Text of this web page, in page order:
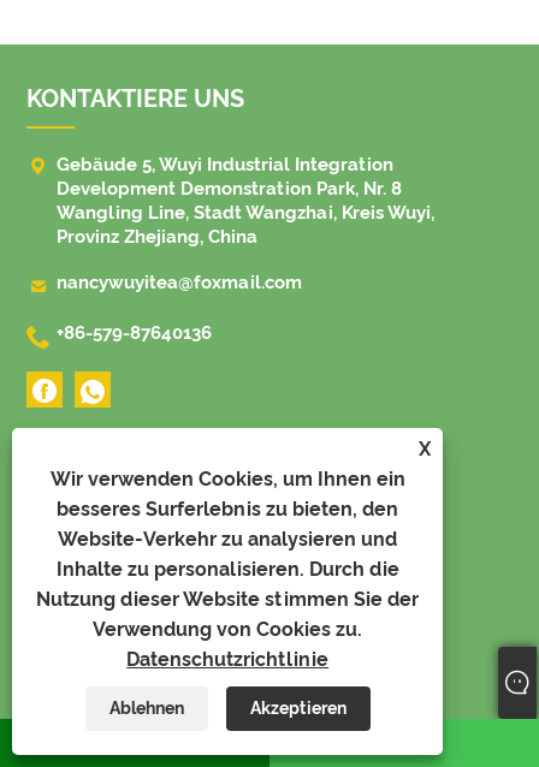
X
Wir verwenden Cookies, um Ihnen ein
besseres Surferlebnis zu bieten, den
Website-Verkehr zu analysieren und
Inhalte zu personalisieren. Durch die
Nutzung dieser Website stimmen Sie der
Verwendung von Cookies zu.
Datenschutzrichtlinie
Ablehnen Akzeptieren
KONTAKTIERE UNS
 Gebäude 5, Wuyi Industrial Integration
Development Demonstration Park, Nr. 8
Wangling Line, Stadt Wangzhai, Kreis Wuyi,
Provinz Zhejiang, China
 nancywuyitea@foxmail.com
 +86-579-87640136
SCHNELLE NAVIGATION
Heim
Über uns
Produkte